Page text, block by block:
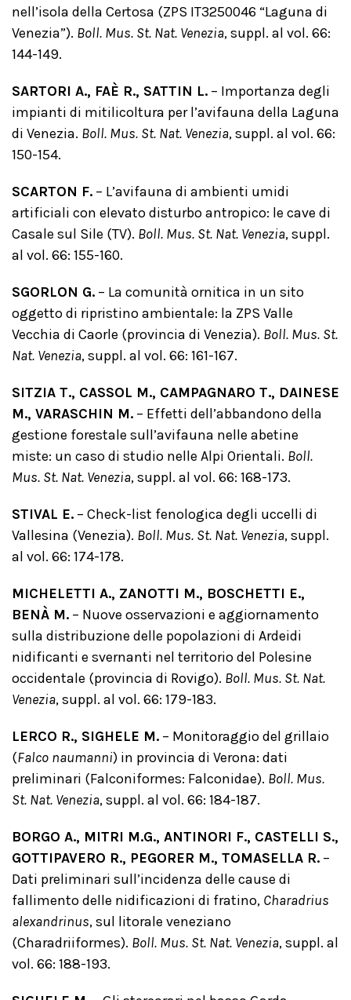
nell’isola della Certosa (ZPS IT3250046 “Laguna di
Venezia”). Boll. Mus. St. Nat. Venezia, suppl. al vol. 66:
144-149.
SARTORI A., FAÈ R., SATTIN L. – Importanza degli
impianti di mitilicoltura per l’avifauna della Laguna
di Venezia. Boll. Mus. St. Nat. Venezia, suppl. al vol. 66:
150-154.
SCARTON F. – L’avifauna di ambienti umidi
artificiali con elevato disturbo antropico: le cave di
Casale sul Sile (TV). Boll. Mus. St. Nat. Venezia, suppl.
al vol. 66: 155-160.
SGORLON G. – La comunità ornitica in un sito
oggetto di ripristino ambientale: la ZPS Valle
Vecchia di Caorle (provincia di Venezia). Boll. Mus. St.
Nat. Venezia, suppl. al vol. 66: 161-167.
SITZIA T., CASSOL M., CAMPAGNARO T., DAINESE
M., VARASCHIN M. – Effetti dell’abbandono della
gestione forestale sull’avifauna nelle abetine
miste: un caso di studio nelle Alpi Orientali. Boll.
Mus. St. Nat. Venezia, suppl. al vol. 66: 168-173.
STIVAL E. – Check-list fenologica degli uccelli di
Vallesina (Venezia). Boll. Mus. St. Nat. Venezia, suppl.
al vol. 66: 174-178.
MICHELETTI A., ZANOTTI M., BOSCHETTI E.,
BENÀ M. – Nuove osservazioni e aggiornamento
sulla distribuzione delle popolazioni di Ardeidi
nidificanti e svernanti nel territorio del Polesine
occidentale (provincia di Rovigo). Boll. Mus. St. Nat.
Venezia, suppl. al vol. 66: 179-183.
LERCO R., SIGHELE M. – Monitoraggio del grillaio
(Falco naumanni) in provincia di Verona: dati
preliminari (Falconiformes: Falconidae). Boll. Mus.
St. Nat. Venezia, suppl. al vol. 66: 184-187.
BORGO A., MITRI M.G., ANTINORI F., CASTELLI S.,
GOTTIPAVERO R., PEGORER M., TOMASELLA R. –
Dati preliminari sull’incidenza delle cause di
fallimento delle nidificazioni di fratino, Charadrius
alexandrinus, sul litorale veneziano
(Charadriiformes). Boll. Mus. St. Nat. Venezia, suppl. al
vol. 66: 188-193.